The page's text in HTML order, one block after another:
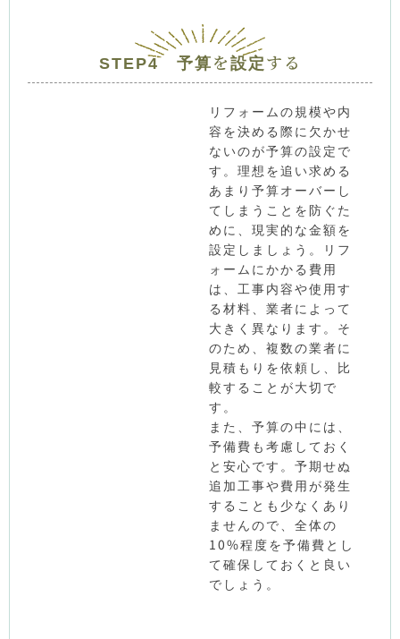
STEP4 予算を設定する
リフォームの規模や内
容を決める際に欠かせ
ないのが予算の設定で
す。理想を追い求める
あまり予算オーバーし
てしまうことを防ぐた
めに、現実的な金額を
設定しましょう。リフ
ォームにかかる費用
は、工事内容や使用す
る材料、業者によって
大きく異なります。そ
のため、複数の業者に
見積もりを依頼し、比
較することが大切で
す。
また、予算の中には、
予備費も考慮しておく
と安心です。予期せぬ
追加工事や費用が発生
することも少なくあり
ませんので、全体の
10%程度を予備費とし
て確保しておくと良い
でしょう。